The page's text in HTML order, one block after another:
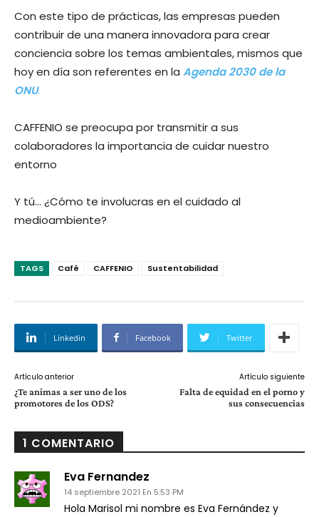
Con este tipo de prácticas, las empresas pueden
contribuir de una manera innovadora para crear
conciencia sobre los temas ambientales, mismos que
hoy en día son referentes en la Agenda 2030 de la
ONU.
CAFFENIO se preocupa por transmitir a sus
colaboradores la importancia de cuidar nuestro
entorno
Y tú… ¿Cómo te involucras en el cuidado al
medioambiente?
TAGS Café CAFFENIO Sustentabilidad
Linkedin Facebook Twitter
Artículo anterior
¿Te animas a ser uno de los
promotores de los ODS?
Artículo siguiente
Falta de equidad en el porno y
sus consecuencias
1 COMENTARIO
Eva Fernandez
14 septiembre 2021 En 5:53 PM
Hola Marisol mi nombre es Eva Fernández y